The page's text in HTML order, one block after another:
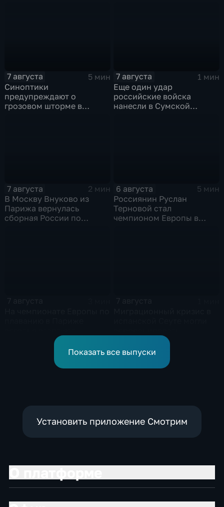
7 августа
5 мин
Синоптики
предупреждают о
грозовом шторме в
7 августа
1 мин
Еще один удар
российские войска
нанесли в Сумской
7 августа
2 мин
В Москву Внуково из
Парижа вернулась
сборная России по
6 августа
5 мин
Россиянин Руслан
Терновой стал
чемпионом Европы в
соревнования по хай-
спецслужбы Израиля
Показать все выпуски
Установить приложение Смотрим